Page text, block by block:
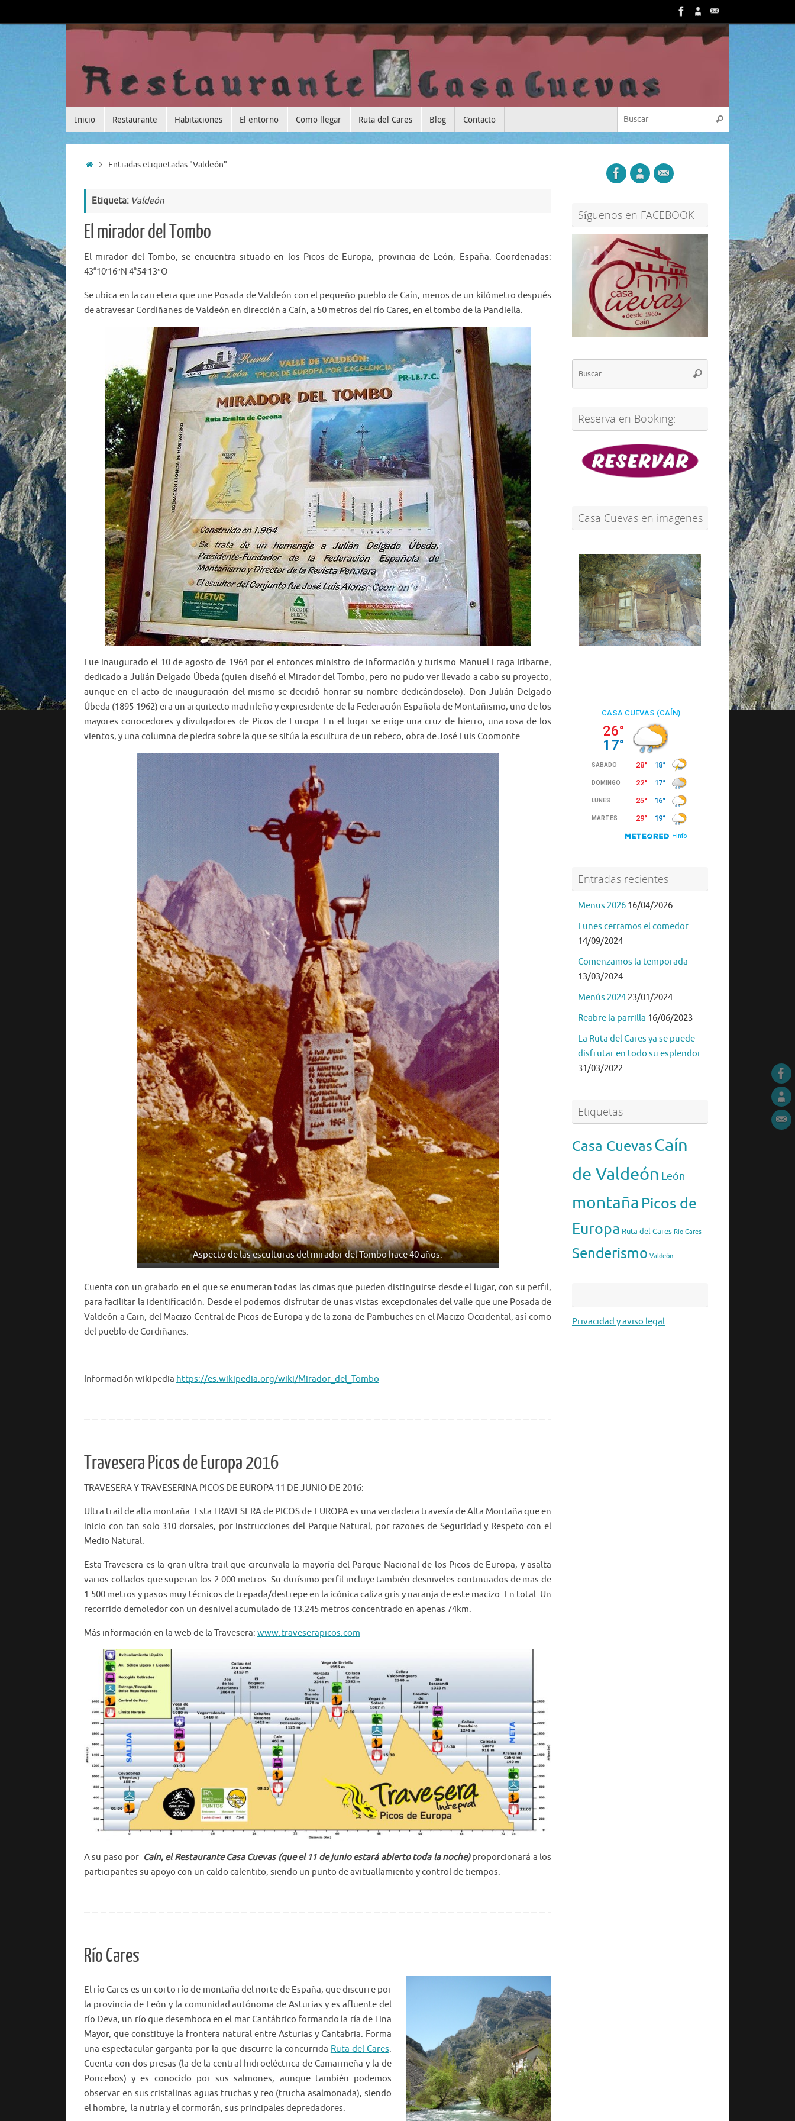
al
Inicio Restaurante Habitaciones El entorno Como llegar Ruta del Cares Blog Contacto Buscar
InicioEntradas etiquetadas "Valdeón"
Etiqueta: Valdeón
El mirador del Tombo
El mirador del Tombo, se encuentra situado en los Picos de Europa, provincia de León, España. Coordenadas:
43°10′16″N 4°54′13″O
Se ubica en la carretera que une Posada de Valdeón con el pequeño pueblo de Caín, menos de un kilómetro después
de atravesar Cordiñanes de Valdeón en dirección a Caín, a 50 metros del río Cares, en el tombo de la Pandiella.
Fue inaugurado el 10 de agosto de 1964 por el entonces ministro de información y turismo Manuel Fraga Iribarne,
dedicado a Julián Delgado Úbeda (quien diseñó el Mirador del Tombo, pero no pudo ver llevado a cabo su proyecto,
aunque en el acto de inauguración del mismo se decidió honrar su nombre dedicándoselo). Don Julián Delgado
Úbeda (1895-1962) era un arquitecto madrileño y expresidente de la Federación Española de Montañismo, uno de los
mayores conocedores y divulgadores de Picos de Europa. En el lugar se erige una cruz de hierro, una rosa de los
vientos, y una columna de piedra sobre la que se sitúa la escultura de un rebeco, obra de José Luis Coomonte.
Aspecto de las esculturas del mirador del Tombo hace 40 años.
Cuenta con un grabado en el que se enumeran todas las cimas que pueden distinguirse desde el lugar, con su perfil,
para facilitar la identificación. Desde el podemos disfrutar de unas vistas excepcionales del valle que une Posada de
Valdeón a Cain, del Macizo Central de Picos de Europa y de la zona de Pambuches en el Macizo Occidental, así como
del pueblo de Cordiñanes.
Información wikipedia https://es.wikipedia.org/wiki/Mirador_del_Tombo
Travesera Picos de Europa 2016
TRAVESERA Y TRAVESERINA PICOS DE EUROPA 11 DE JUNIO DE 2016:
Ultra trail de alta montaña. Esta TRAVESERA de PICOS de EUROPA es una verdadera travesía de Alta Montaña que en
inicio con tan solo 310 dorsales, por instrucciones del Parque Natural, por razones de Seguridad y Respeto con el
Medio Natural.
Esta Travesera es la gran ultra trail que circunvala la mayoría del Parque Nacional de los Picos de Europa, y asalta
varios collados que superan los 2.000 metros. Su durísimo perfil incluye también desniveles continuados de mas de
1.500 metros y pasos muy técnicos de trepada/destrepe en la icónica caliza gris y naranja de este macizo. En total: Un
recorrido demoledor con un desnivel acumulado de 13.245 metros concentrado en apenas 74km.
Más información en la web de la Travesera: www.traveserapicos.com
A su paso por Caín, el Restaurante Casa Cuevas (que el 11 de junio estará abierto toda la noche)proporcionará a los
participantes su apoyo con un caldo calentito, siendo un punto de avituallamiento y control de tiempos.
Río Cares
El río Cares es un corto río de montaña del norte de España, que discurre por
la provincia de León y la comunidad autónoma de Asturias y es afluente del
río Deva, un río que desemboca en el mar Cantábrico formando la ría de Tina
Mayor, que constituye la frontera natural entre Asturias y Cantabria. Forma
una espectacular garganta por la que discurre la concurrida Ruta del Cares.
Cuenta con dos presas (la de la central hidroeléctrica de Camarmeña y la de
Poncebos) y es conocido por sus salmones, aunque también podemos
observar en sus cristalinas aguas truchas y reo (trucha asalmonada), siendo
el hombre, la nutria y el cormorán, sus principales depredadores.
Síguenos en FACEBOOK
Búsqueda
Buscar
Reserva en Booking:
Casa Cuevas en imagenes
Entradas recientes
Menus 2026 16/04/2026
Lunes cerramos el comedor
14/09/2024
Comenzamos la temporada
13/03/2024
Menús 2024 23/01/2024
Reabre la parrilla 16/06/2023
La Ruta del Cares ya se puede
disfrutar en todo su esplendor
31/03/2022
Etiquetas
Casa CuevasCaín
de Valdeón León
montaña Picos de
Europa Ruta del Cares Río Cares
Senderismo Valdeón
Privacidad y aviso legal